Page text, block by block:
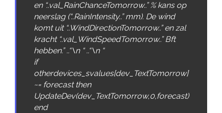
en “ ..val_RainChanceTomorrow.” % kans op
neerslag (“..RainIntensity.” mm). De wind
komt uit “ ..WindDirectionTomorrow.” en zal
kracht “ ..val_WindSpeedTomorrow.” Bft
hebben.” .“\n “ .“\n “
if
otherdevices_svalues[dev_TextTomorrow]
~= forecast then
UpdateDev(dev_TextTomorrow,0,forecast)
end